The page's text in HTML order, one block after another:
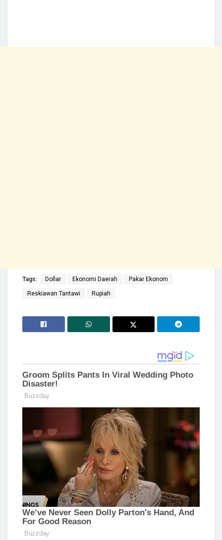
Tags: Dollar Ekonomi Daerah Pakar Ekonom
Reskiawan Tantawi Rupiah